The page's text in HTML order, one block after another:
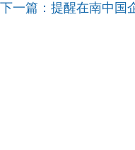
下一篇： 提醒在南中国